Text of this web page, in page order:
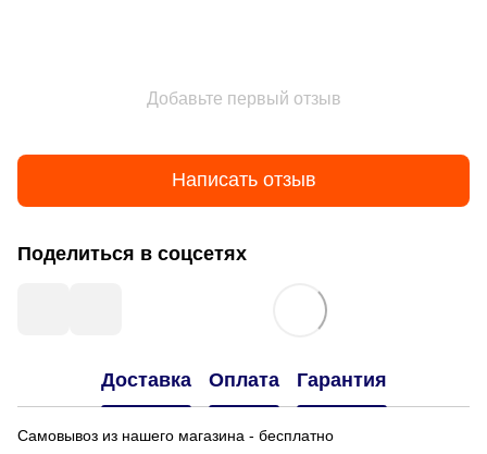
Добавьте первый отзыв
Написать отзыв
Поделиться в соцсетях
Доставка Оплата Гарантия
Самовывоз из нашего магазина - бесплатно